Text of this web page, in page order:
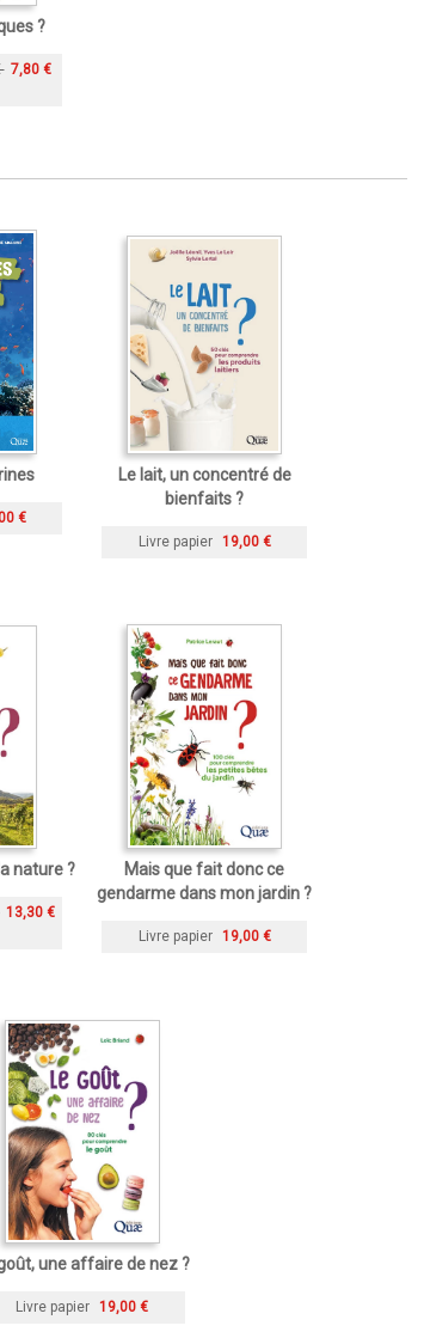
?
7,80 €
€
Le lait, un concentré de
bienfaits ?
Livre papier 19,00 €
nature ?
13,30 €
Mais que fait donc ce
gendarme dans mon jardin ?
Livre papier 19,00 €
une affaire de nez ?
Livre papier 19,00 €